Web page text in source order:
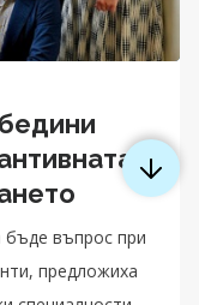
бъде въпрос при
предложиха